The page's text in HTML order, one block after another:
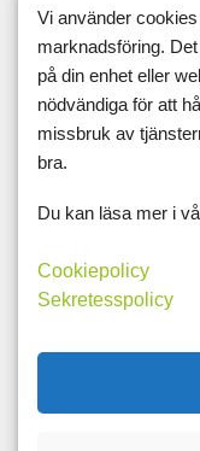
frukosttips
getost
glutenfritt
godis
grönsaker
hälsa
hamburgare
kickstart
kikärtor
kräftskiva
kycklingsoppa
Vi använder
marknadsföring.
på din enhet eller
nödvändiga för att
missbruk av
bra.
Du kan läsa mer i
Cookiepolicy
Sekretesspolicy